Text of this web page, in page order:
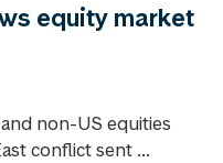
equity market
non-US equities
conflict sent ...